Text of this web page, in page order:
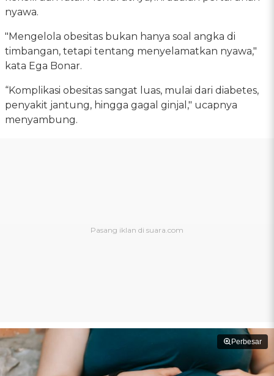
nyawa.
"Mengelola obesitas bukan hanya soal angka di
timbangan, tetapi tentang menyelamatkan nyawa,"
kata Ega Bonar.
“Komplikasi obesitas sangat luas, mulai dari diabetes,
penyakit jantung, hingga gagal ginjal," ucapnya
menyambung.
Perbesar